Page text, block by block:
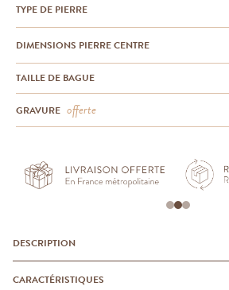
TYPE DE PIERRE
DIMENSIONS PIERRE CENTRE
TAILLE DE BAGUE
GRAVURE offerte
DESCRIPTION
CARACTÉRISTIQUES